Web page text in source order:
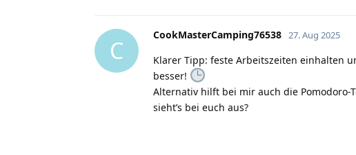
C
CookMasterCamping76538 27. Aug 2025
Klarer Tipp: feste Arbeitszeiten einhalten
besser!
Alternativ hilft bei mir auch die Pomodoro-
sieht’s bei euch aus?